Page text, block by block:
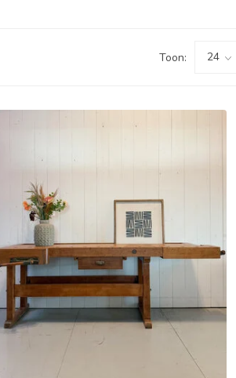
Toon: